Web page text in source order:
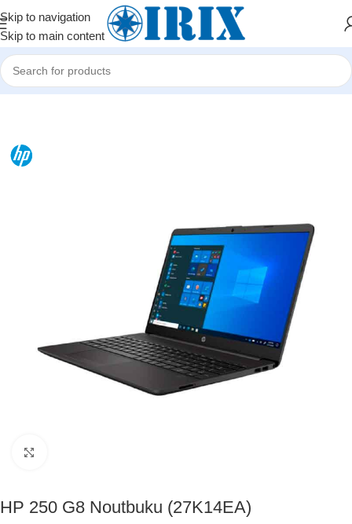
Skip to navigation
Skip to main content
Home/Shop/Kompüterlər
HP 250 G8 Noutbuku (27K14EA)